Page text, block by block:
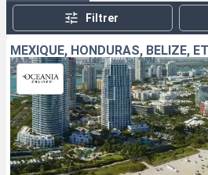
Filtrer
MEXIQUE, HONDURAS, BELIZE,